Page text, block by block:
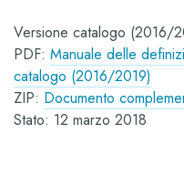
Versione catalogo (2016/
PDF: Manuale delle
catalogo (2016/2019)
ZIP: Documento
Stato: 12 marzo 2018